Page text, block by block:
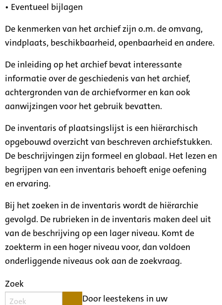
• Eventueel bijlagen
De kenmerken van het archief zijn o.m. de omvang,
vindplaats, beschikbaarheid, openbaarheid en andere.
De inleiding op het archief bevat interessante
informatie over de geschiedenis van het archief,
achtergronden van de archiefvormer en kan ook
aanwijzingen voor het gebruik bevatten.
De inventaris of plaatsingslijst is een hiërarchisch
opgebouwd overzicht van beschreven archiefstukken.
De beschrijvingen zijn formeel en globaal. Het lezen en
begrijpen van een inventaris behoeft enige oefening
en ervaring.
Bij het zoeken in de inventaris wordt de hiërarchie
gevolgd. De rubrieken in de inventaris maken deel uit
van de beschrijving op een lager niveau. Komt de
zoekterm in een hoger niveau voor, dan voldoen
onderliggende niveaus ook aan de zoekvraag.
Zoek
Door leestekens in uw